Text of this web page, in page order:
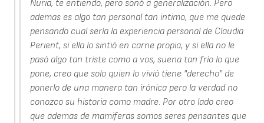
Nuria, te entiendo, pero sonó a generalización. Pero
ademas es algo tan personal tan intimo, que me quede
pensando cual sería la experiencia personal de Claudia
Perient, si ella lo sintió en carne propia, y si ella no le
pasó algo tan triste como a vos, suena tan frío lo que
pone, creo que solo quien lo vivió tiene "derecho" de
ponerlo de una manera tan irónica pero la verdad no
conozco su historia como madre. Por otro lado creo
que ademas de mamiferas somos seres pensantes que